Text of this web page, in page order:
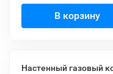
В корзину
Настенный газовый